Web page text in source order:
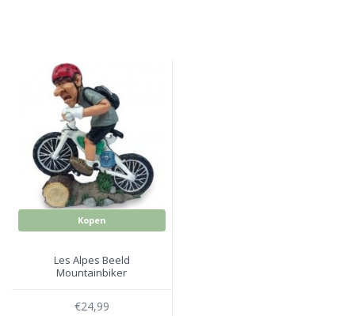
Vijzels
Electro
Koksmessen
Wijnaccessoires
Bakken
Decoratie
Overige
Bakken
Asperges
Pasta!
Zeevruchten
Kopen
Les Alpes Beeld
Mountainbiker
€24,99